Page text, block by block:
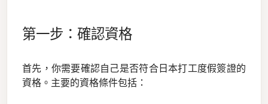
第一步：確認資格
首先，你需要確認自己是否符合日本打工度假簽證的
資格。主要的資格條件包括：